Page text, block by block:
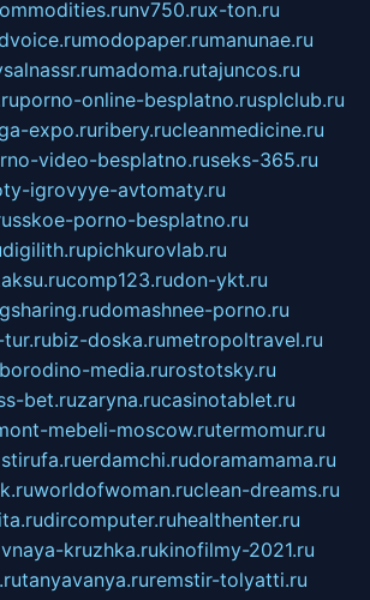
nv750.rux-ton.ru
modopaper.rumanunae.ru
madoma.rutajuncos.ru
porno-online-besplatno.rusplclub.ru
expo.ruribery.rucleanmedicine.ru
video-besplatno.ruseks-365.ru
igrovyye-avtomaty.ru
porno-besplatno.ru
digilith.rupichkurovlab.ru
comp123.rudon-ykt.ru
domashnee-porno.ru
biz-doska.rumetropoltravel.ru
borodino-media.rurostotsky.ru
bet.ruzaryna.rucasinotablet.ru
mebeli-moscow.rutermomur.ru
erdamchi.rudoramamama.ru
worldofwoman.ruclean-dreams.ru
dircomputer.ruhealthenter.ru
kruzhka.rukinofilmy-2021.ru
tanyavanya.ruremstir-tolyatti.ru